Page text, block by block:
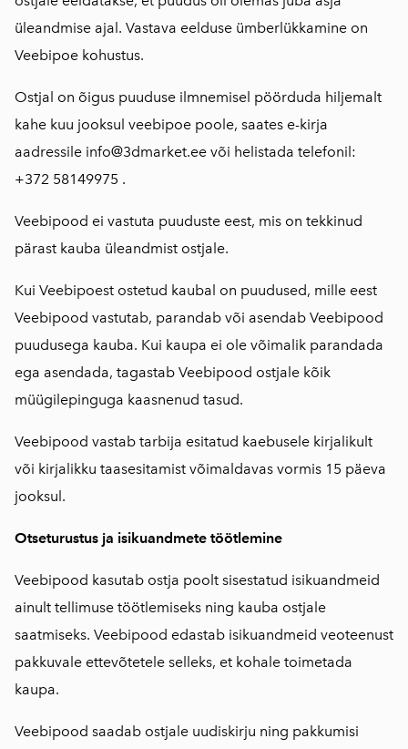
üleandmise ajal. Vastava eelduse ümberlükkamine on
Veebipoe kohustus.
Ostjal on õigus puuduse ilmnemisel pöörduda hiljemalt
kahe kuu jooksul veebipoe poole, saates e-kirja
aadressile info@3dmarket.ee või helistada telefonil:
+372 58149975 .
Veebipood ei vastuta puuduste eest, mis on tekkinud
pärast kauba üleandmist ostjale.
Kui Veebipoest ostetud kaubal on puudused, mille eest
Veebipood vastutab, parandab või asendab Veebipood
puudusega kauba. Kui kaupa ei ole võimalik parandada
ega asendada, tagastab Veebipood ostjale kõik
müügilepinguga kaasnenud tasud.
Veebipood vastab tarbija esitatud kaebusele kirjalikult
või kirjalikku taasesitamist võimaldavas vormis 15 päeva
jooksul.
Otseturustus ja isikuandmete töötlemine
Veebipood kasutab ostja poolt sisestatud isikuandmeid
ainult tellimuse töötlemiseks ning kauba ostjale
saatmiseks. Veebipood edastab isikuandmeid veoteenust
pakkuvale ettevõtetele selleks, et kohale toimetada
kaupa.
Veebipood saadab ostjale uudiskirju ning pakkumisi